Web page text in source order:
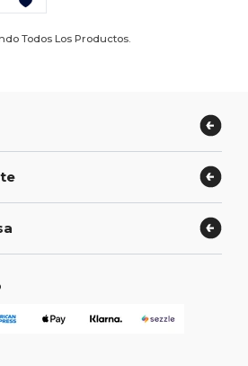
Todos Los Productos.